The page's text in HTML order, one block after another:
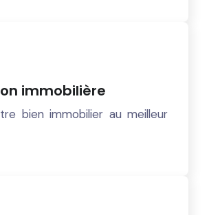
immobilière
bien immobilier au meilleur